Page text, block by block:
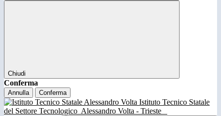
Chiudi
Conferma
Annulla Conferma
Istituto Tecnico Statale
del Settore Tecnologico Alessandro Volta - Trieste